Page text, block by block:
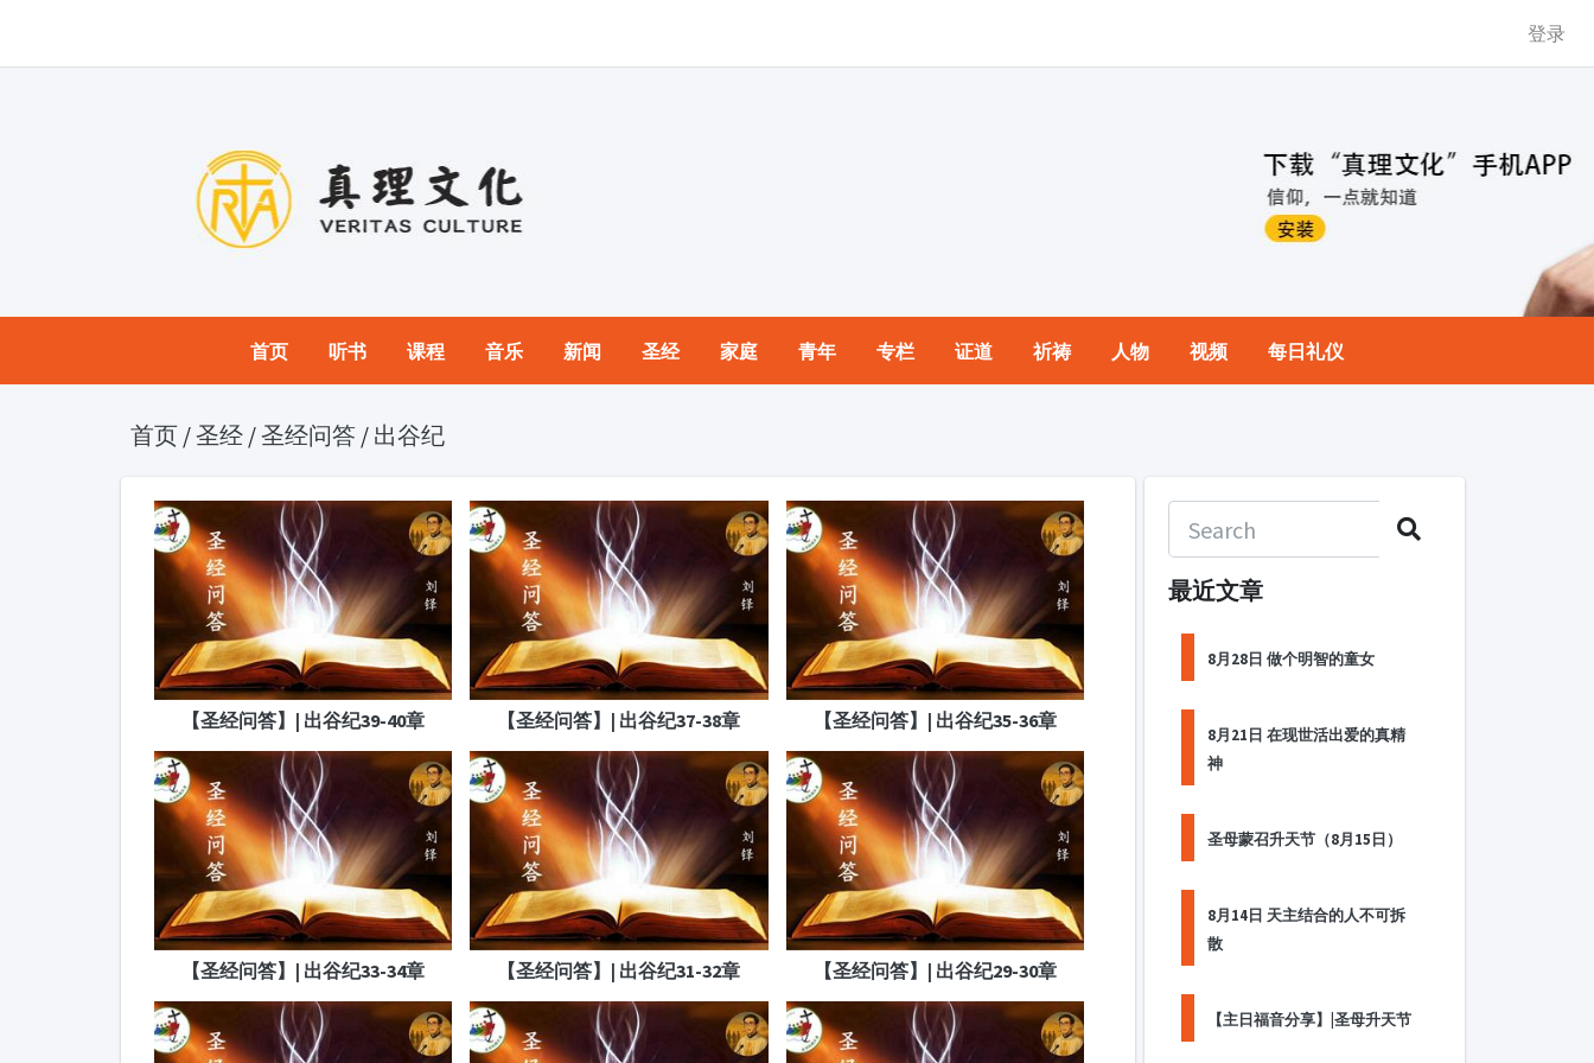
登录
首页 听书 课程 音乐 新闻 圣经 家庭 青年 专栏 证道 祈祷 人物 视频 每日礼仪
首页 /圣经 /圣经问答 / 出谷纪
【圣经问答】| 出谷纪39-40章 【圣经问答】| 出谷纪37-38章 【圣经问答】| 出谷纪35-36章
【圣经问答】| 出谷纪33-34章 【圣经问答】| 出谷纪31-32章 【圣经问答】| 出谷纪29-30章
最近文章
8月28日 做个明智的童女
8月21日 在现世活出爱的真精
神
圣母蒙召升天节（8月15日）
8月14日 天主结合的人不可拆
散
【主日福音分享】|圣母升天节